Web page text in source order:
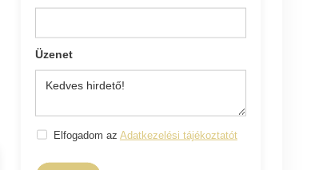
Üzenet
Elfogadom az Adatkezelési tájékoztatót